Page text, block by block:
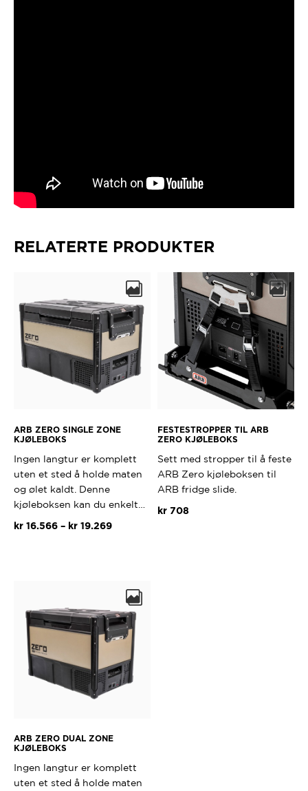
RELATERTE PRODUKTER
ARB ZERO SINGLE ZONE
KJØLEBOKS
Ingen langtur er komplett
uten et sted å holde maten
og ølet kaldt. Denne
kjøleboksen kan du enkelt…
kr16.566 – kr19.269Prisområde:
flere
varianter.
Alternativene
kan
velges
på
produktsiden
FESTESTROPPER TIL ARB
ZERO KJØLEBOKS
Sett med stropper til å feste
ARB Zero kjøleboksen til
ARB fridge slide.
kr 708
ARB ZERO DUAL ZONE
KJØLEBOKS
Ingen langtur er komplett
uten et sted å holde maten